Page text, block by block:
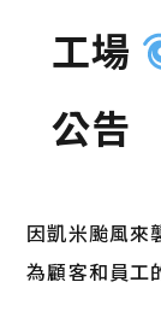
工場
公告
因凱米颱風來
為顧客和員工